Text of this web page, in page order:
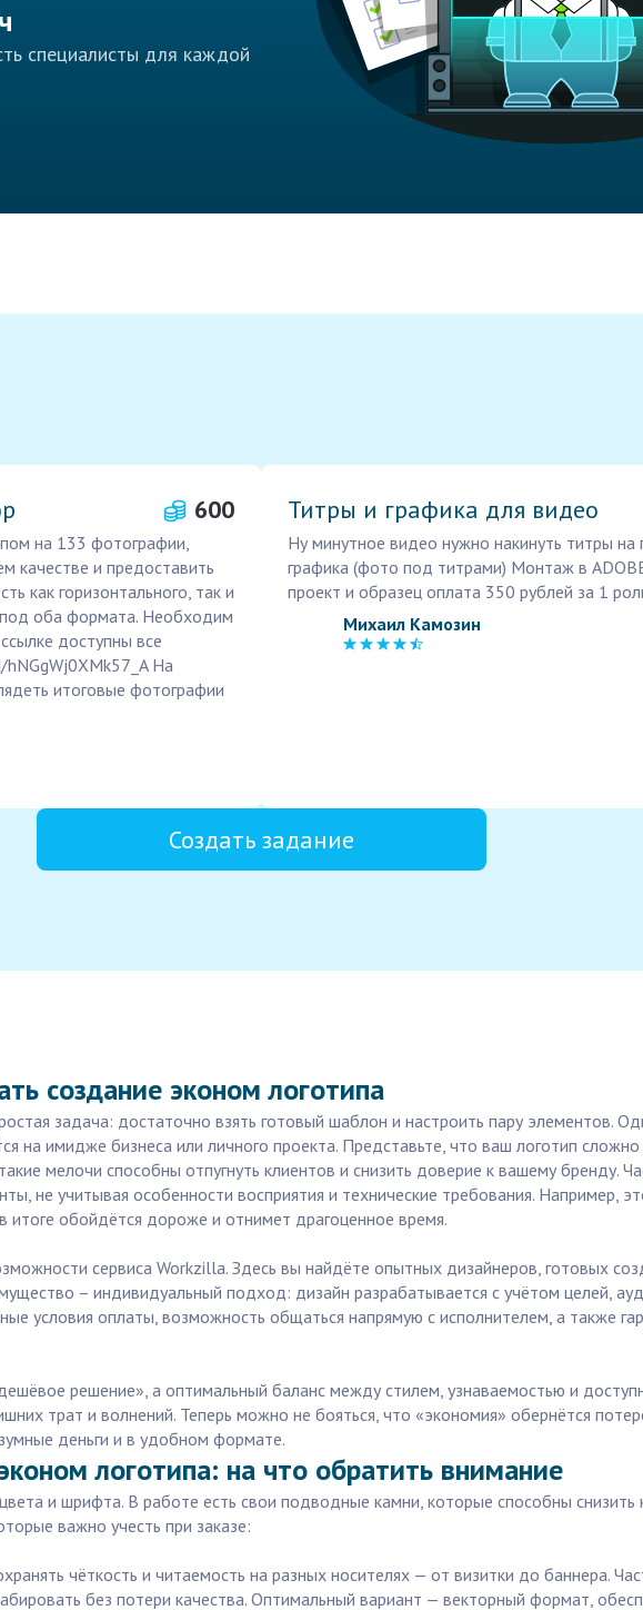
специалисты для каждой
600
на 133 фотографии,
качестве и предоставить
как горизонтального, так и
оба формата. Необходим
доступны все
На
итоговые фотографии
Титры и графика для видео
Ну минутное видео нужно накинуть титры на
графика (фото под титрами) Монтаж в
проект и образец оплата 350 рублей за 1
Михаил Камозин
Создать задание
создание эконом логотипа
задача: достаточно взять готовый шаблон и настроить пару элементов.
на имидже бизнеса или личного проекта. Представьте, что ваш логотип
мелочи способны отпугнуть клиентов и снизить доверие к вашему бренду.
не учитывая особенности восприятия и технические требования. Например,
обойдётся дороже и отнимет драгоценное время.
сервиса Workzilla. Здесь вы найдёте опытных дизайнеров, готовых
– индивидуальный подход: дизайн разрабатывается с учётом целей,
условия оплаты, возможность общаться напрямую с исполнителем, а также
решение», а оптимальный баланс между стилем, узнаваемостью и
трат и волнений. Теперь можно не бояться, что «экономия» обернётся
деньги и в удобном формате.
логотипа: на что обратить внимание
и шрифта. В работе есть свои подводные камни, которые способны снизить
важно учесть при заказе:
чёткость и читаемость на разных носителях — от визитки до баннера.
без потери качества. Оптимальный вариант — векторный формат,